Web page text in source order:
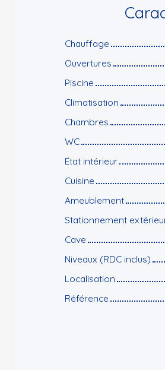
Chauffage
Ouvertures
Piscine
Climatisation
Chambres
WC
État intérieur
Cuisine
Ameublement
Stationnement
Cave
Niveaux (RDC inclus)
Localisation
Référence